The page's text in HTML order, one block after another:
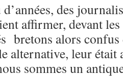
des
affirmer, devant
bretons alors
alternative, leur
sommes un